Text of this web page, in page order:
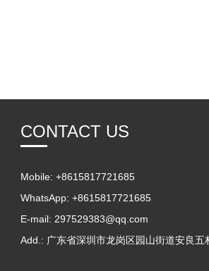
CONTACT US
Mobile: +8615817721685
WhatsApp: +8615817721685
E-mail: 297529383@qq.com
Add.: 广东省深圳市龙岗区园山街道安良五